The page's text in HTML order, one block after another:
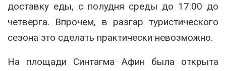
доставку еды, с полудня среды до 17:00 до
четверга. Впрочем, в разгар туристического
сезона это сделать практически невозможно.
На площади Синтагма Афин была открыта